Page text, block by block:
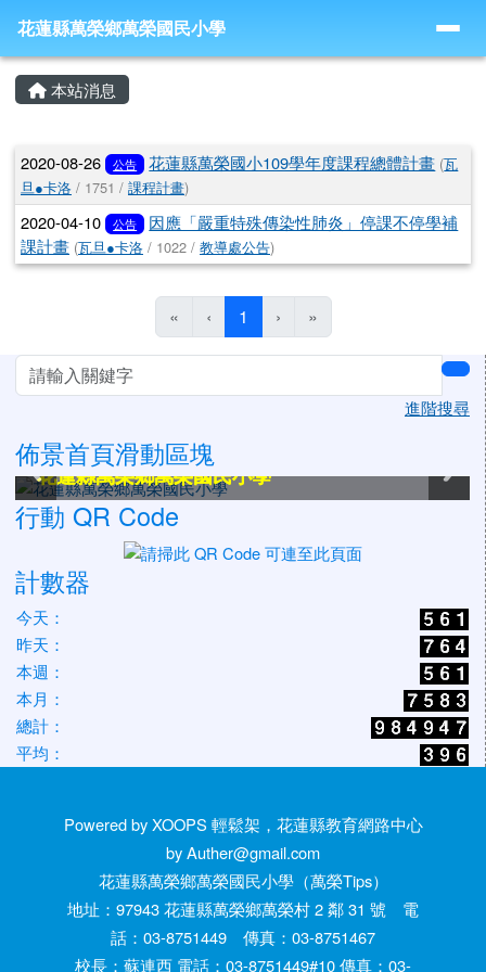
花蓮縣萬榮鄉萬榮國民小學
導覽列
花蓮縣萬榮鄉萬榮國民小學
主內容區域
本站消息
文章列表
2020-08-26 公告 花蓮縣萬榮國小109學年度課程總體計畫 (瓦
旦●卡洛 / 1751 / 課程計畫)
2020-04-10 公告
因應「嚴重特殊傳染性肺炎」停課不停學補
課計畫 (瓦旦●卡洛 / 1022 / 教導處公告)
« ‹ 1 (目前頁次)
› »
左邊區域內容
進階搜尋
佈景首頁滑動區塊
花蓮縣萬榮鄉萬榮國民小學
花蓮縣萬榮鄉萬榮國民小學
花蓮縣萬榮鄉萬榮國民小學
花蓮縣萬榮鄉萬榮國民小學
花蓮縣萬榮鄉萬榮國民小學
花蓮縣萬榮鄉萬榮國民小學
行動 QR Code
計數器
今天：
昨天：
本週：
本月：
總計：
平均：
頁尾區域
Powered by XOOPS 輕鬆架，花蓮縣教育網路中心
by Auther@gmail.com
花蓮縣萬榮鄉萬榮國民小學（萬榮Tips）
地址：97943 花蓮縣萬榮鄉萬榮村 2 鄰 31 號 電
話：03-8751449 傳真：03-8751467
校長：蘇連西 電話：03-8751449#10 傳真：03-